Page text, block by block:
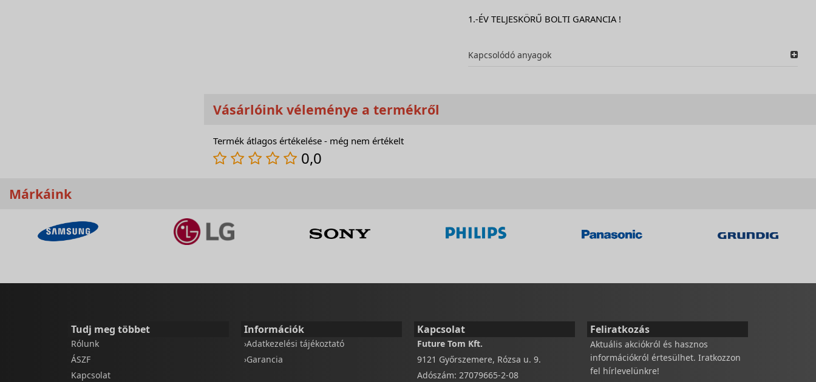
1.-ÉV TELJESKÖRŰ BOLTI GARANCIA !
Kapcsolódó anyagok
Vásárlóink véleménye a termékről
Termék átlagos értékelése - még nem értékelt
0,0
Márkáink
Tudj meg többet
Rólunk
ÁSZF
Kapcsolat
Információk
›Adatkezelési tájékoztató
›Garancia
Kapcsolat
Future Tom Kft.
9121 Győrszemere, Rózsa u. 9.
Adószám: 27079665-2-08
Feliratkozás
Aktuális akciókról és hasznos
információkról értesülhet. Iratkozzon
fel hírlevelünkre!